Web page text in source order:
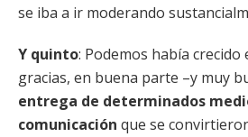
se iba a ir moderando
Y quinto: Podemos había
gracias, en buena parte –y muy
entrega de determinados
comunicación que se